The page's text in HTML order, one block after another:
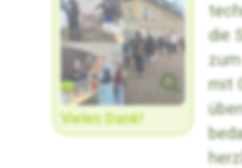
Vielen Dank!
die
mit